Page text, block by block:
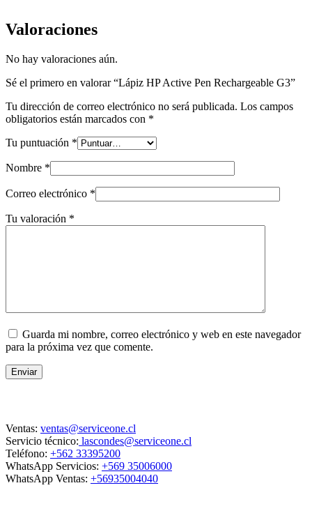
Valoraciones
No hay valoraciones aún.
Sé el primero en valorar “Lápiz HP Active Pen Rechargeable G3”
Tu dirección de correo electrónico no será publicada. Los campos
obligatorios están marcados con *
Tu puntuación *
Nombre *
Correo electrónico *
Tu valoración *
Guarda mi nombre, correo electrónico y web en este navegador
para la próxima vez que comente.
Enviar
Ventas: ventas@serviceone.cl
Servicio técnico: lascondes@serviceone.cl
Teléfono: +562 33395200
WhatsApp Servicios: +569 35006000
WhatsApp Ventas: +56935004040